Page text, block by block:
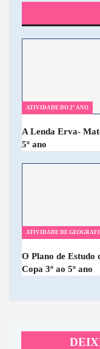
ATIVIDADE DO 2º ANO
A Lenda Erva-
5º ano
ATIVIDADE DE
O Plano de Estudo
Copa 3º ao 5º ano